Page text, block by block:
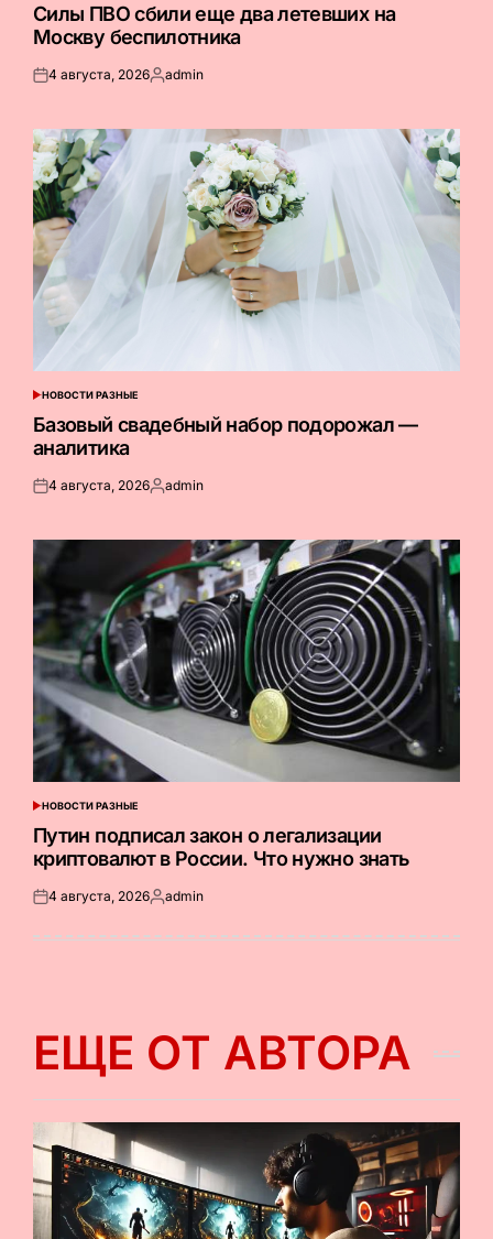
Силы ПВО сбили еще два летевших на
Москву беспилотника
Опубликовано
4 августа, 2026Запись
admin
ОПУБЛИКОВАНО
В
НОВОСТИ РАЗНЫЕ
Базовый свадебный набор подорожал —
аналитика
Опубликовано
4 августа, 2026Запись
admin
ОПУБЛИКОВАНО
В
НОВОСТИ РАЗНЫЕ
Путин подписал закон о легализации
криптовалют в России. Что нужно знать
Опубликовано
4 августа, 2026Запись
admin
ЕЩЕ ОТ АВТОРА